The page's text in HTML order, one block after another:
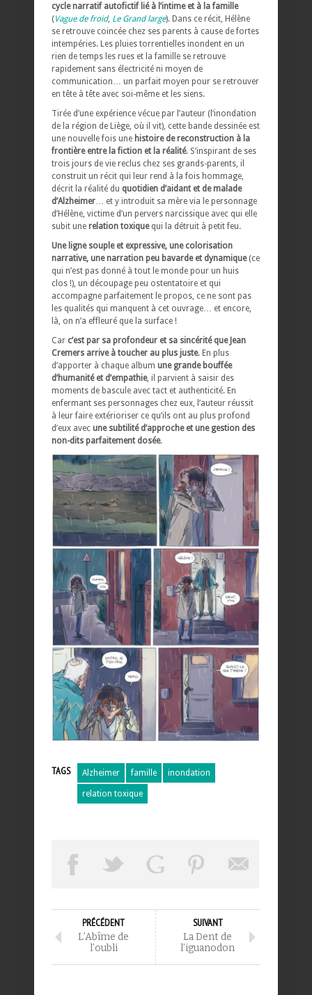
cycle narratif autofictif lié à l’intime et à la famille
(Vague de froid, Le Grand large). Dans ce récit, Hélène
se retrouve coincée chez ses parents à cause de fortes
intempéries. Les pluies torrentielles inondent en un
rien de temps les rues et la famille se retrouve
rapidement sans électricité ni moyen de
communication… un parfait moyen pour se retrouver
en tête à tête avec soi-même et les siens.
Tirée d’une expérience vécue par l’auteur (l’inondation
de la région de Liège, où il vit), cette bande dessinée est
une nouvelle fois une histoire de reconstruction à la
frontière entre la fiction et la réalité. S’inspirant de ses
trois jours de vie reclus chez ses grands-parents, il
construit un récit qui leur rend à la fois hommage,
décrit la réalité du quotidien d’aidant et de malade
d’Alzheimer… et y introduit sa mère via le personnage
d’Hélène, victime d’un pervers narcissique avec qui elle
subit une relation toxiquequi la détruit à petit feu.
Une ligne souple et expressive, une colorisation
narrative, une narration peu bavarde et dynamique(ce
qui n’est pas donné à tout le monde pour un huis
clos !), un découpage peu ostentatoire et qui
accompagne parfaitement le propos, ce ne sont pas
les qualités qui manquent à cet ouvrage… et encore,
là, on n’a effleuré que la surface !
Car c’est par sa profondeur et sa sincérité que Jean
Cremers arrive à toucher au plus juste. En plus
d’apporter à chaque album une grande bouffée
d’humanité et d’empathie, il parvient à saisir des
moments de bascule avec tact et authenticité. En
enfermant ses personnages chez eux, l’auteur réussit
à leur faire extérioriser ce qu’ils ont au plus profond
d’eux avec une subtilité d’approche et une gestion des
non-dits parfaitement dosée.
TAGS Alzheimer famille inondation
relation toxique
PRÉCÉDENT
L’Abîme de
l’oubli
SUIVANT
La Dent de
l’iguanodon